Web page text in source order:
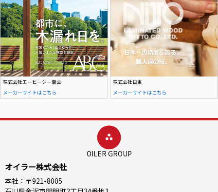
株式会社エービーシー商会
メーカーサイトはこちら
株式会社日東
メーカーサイトはこちら
OILER GROUP
オイラー株式会社
本社：〒921-8005